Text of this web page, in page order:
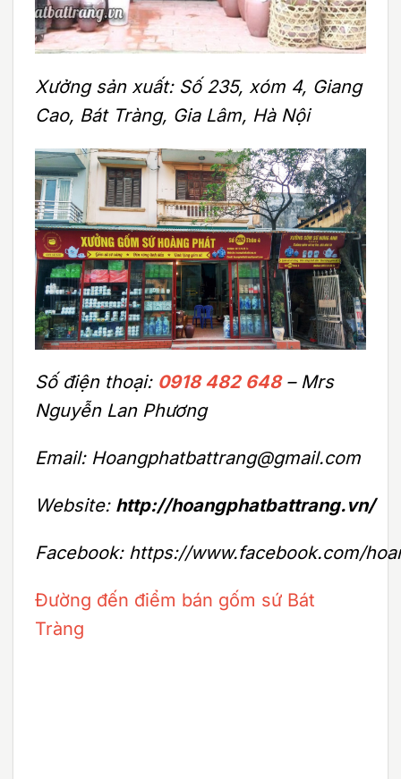
Xưởng sản xuất: Số 235, xóm 4, Giang
Cao, Bát Tràng, Gia Lâm, Hà Nội
Số điện thoại: 0918 482 648– Mrs
Nguyễn Lan Phương
Email: Hoangphatbattrang@gmail.com
Website: http://hoangphatbattrang.vn/
Facebook: https://www.facebook.com/
Đường đến điểm bán gốm sứ Bát
Tràng